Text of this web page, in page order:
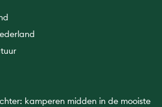
kamperen midden in de mooiste